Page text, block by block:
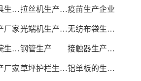
磨料磨具生产厂家 拉丝机生产厂家疫苗生产企业
厂家 光端机生产厂家 无纺布袋生产厂家
二氯乙烷生产厂家钢管生产 接触器生产厂家
厂家 草坪护栏生产厂家 铝单板的生产厂家